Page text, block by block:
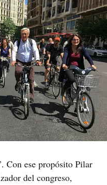
Con ese propósito Pilar
del congreso,